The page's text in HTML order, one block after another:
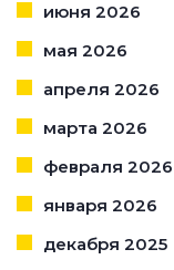
июня 2026
мая 2026
апреля 2026
марта 2026
февраля 2026
января 2026
декабря 2025